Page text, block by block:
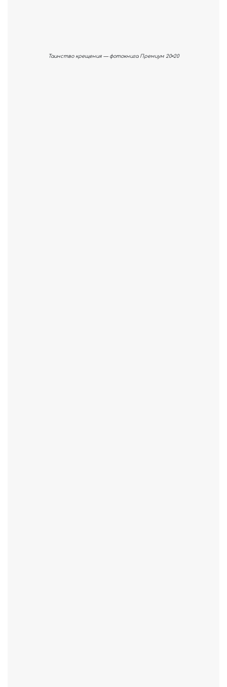
Таинство крещения — фотокнига Премиум 20×20